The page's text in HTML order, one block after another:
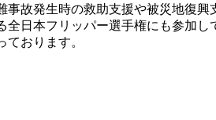
故発生時の救助支援や被災地復興
日本フリッパー選手権にも参加し
おります。